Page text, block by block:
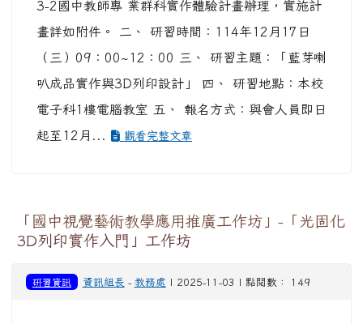
3-2國中教師專 業群科實作體驗計畫辦理，實施計
畫詳如附件。 二、 研習時間：114年12月17日
（三）09：00~12：00 三、 研習主題：「藍芽喇
叭成品實作與3D列印設計」 四、 研習地點：本校
電子科1樓電腦教室 五、 報名方式：與會人員即日
起至12月...
觀看完整文章
「國中視覺藝術教學應用推廣工作坊」-「光固化
3D列印實作入門」工作坊
研習資訊 資訊組長 - 教務處 | 2025-11-03 | 點閱數： 149